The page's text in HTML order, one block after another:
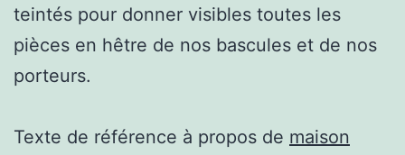
teintés pour donner visibles toutes les
pièces en hêtre de nos bascules et de nos
porteurs.
Texte de référence à propos de maison